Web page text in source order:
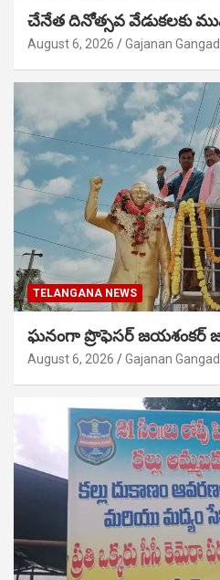
చేనేత దినోత్సవ వేడుకలకు
August 6, 2026 Gajanan
TELANGANA NEWS
ఘనంగా ప్రొఫెసర్ జయశంకర్
August 6, 2026 Gajanan